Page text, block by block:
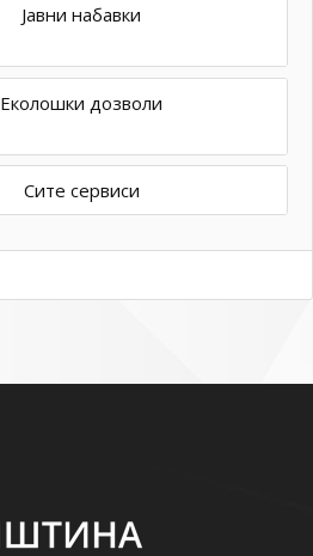
Јавни набавки
Еколошки дозволи
Сите сервиси